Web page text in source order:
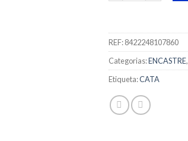
REF:8422248107860
Categorias:ENCASTRE,
Etiqueta:CATA